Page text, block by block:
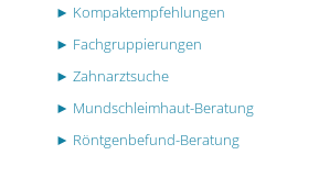
► Kompaktempfehlungen
► Fachgruppierungen
► Zahnarztsuche
► Mundschleimhaut-Beratung
► Röntgenbefund-Beratung